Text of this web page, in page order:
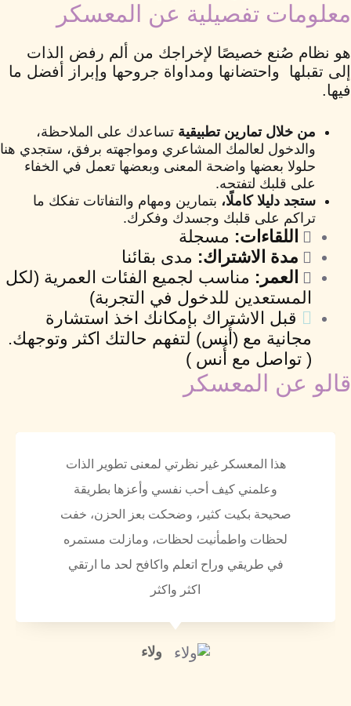
معلومات تفصيلية عن المعسكر
هو نظام صُنع خصيصًا لإخراجك من ألم رفض الذات
إلى تقبلها واحتضانها ومداواة جروحها وإبراز أفضل ما
فيها.
من خلال تمارين تطبيقية تساعدك على الملاحظة،
والدخول لعالمك المشاعري ومواجهته برفق، ستجدي هنا
حلولا بعضها واضحة المعنى وبعضها تعمل في الخفاء
على قلبك لتفتحه.
ستجد دليلا كاملًا، بتمارين ومهام والتفاتات تفكك ما
تراكم على قلبك وجسدك وفكرك.
اللقاءات: مسجلة
مدة الاشتراك: مدى بقائنا
العمر: مناسب لجميع الفئات العمرية (لكل
المستعدين للدخول في التجربة)
قبل الاشتراك بإمكانك اخذ استشارة
مجانية مع (أُنس) لتفهم حالتك اكثر وتوجهك.
( تواصل مع أُنس )
قالو عن المعسكر
هذا المعسكر غير نظرتي لمعنى تطوير الذات
وعلمني كيف أحب نفسي وأعزها بطريقة
صحيحة بكيت كثير، وضحكت بعز الحزن، خفت
لحظات واطمأنيت لحظات، ومازلت مستمره
في طريقي وراح اتعلم واكافح لحد ما ارتقي
اكثر واكثر
ولاء